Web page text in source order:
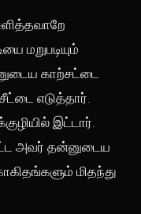
மறுபடியும்
காற்சட்டை
எடுத்தார்.
இட்டார்.
அவர் தன்னுடைய
மிதந்து